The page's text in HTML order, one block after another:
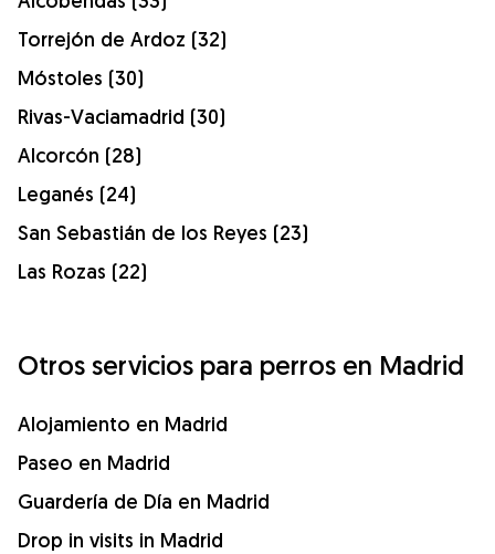
Torrejón de Ardoz (32)
Móstoles (30)
Rivas-Vaciamadrid (30)
Alcorcón (28)
Leganés (24)
San Sebastián de los Reyes (23)
Las Rozas (22)
Otros servicios para perros en Madrid
Alojamiento en Madrid
Paseo en Madrid
Guardería de Día en Madrid
Drop in visits in Madrid